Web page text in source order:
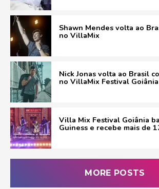
Shawn Mendes volta ao
no VillaMix
Nick Jonas volta ao Brasil
no VillaMix Festival Goiânia
Villa Mix Festival Goiânia
Guiness e recebe mais de
MORE POSTS